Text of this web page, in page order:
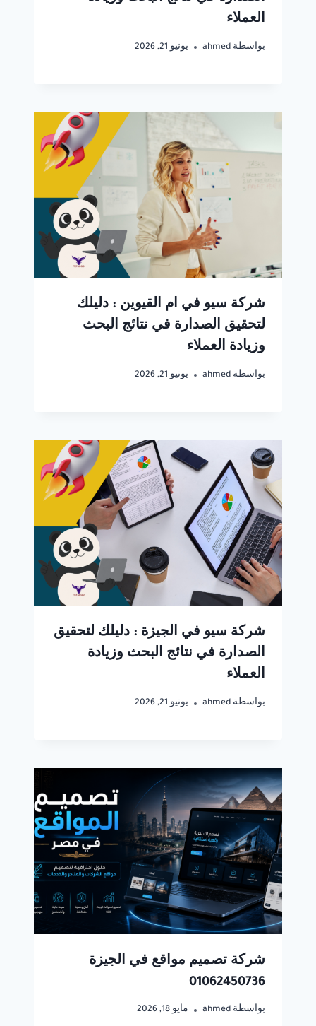
العملاء
بواسطة ahmed يونيو 21, 2026
شركة سيو في ام القيوين : دليلك
لتحقيق الصدارة في نتائج البحث
وزيادة العملاء
بواسطة ahmed يونيو 21, 2026
شركة سيو في الجيزة : دليلك لتحقيق
الصدارة في نتائج البحث وزيادة
العملاء
بواسطة ahmed يونيو 21, 2026
شركة تصميم مواقع في الجيزة
01062450736
بواسطة ahmed مايو 18, 2026